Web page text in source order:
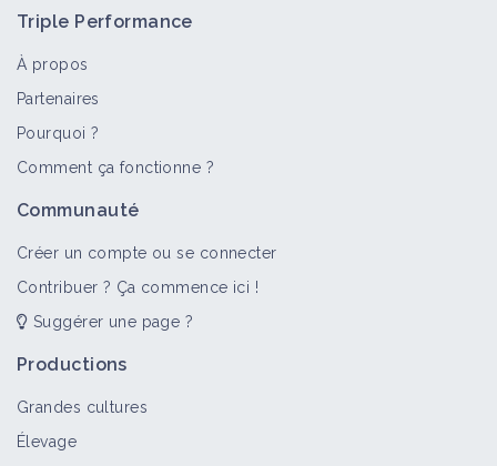
Triple Performance
À propos
Partenaires
Pourquoi ?
Comment ça fonctionne ?
Communauté
Créer un compte ou se connecter
Contribuer ? Ça commence ici !
Suggérer une page ?
Productions
Grandes cultures
Élevage